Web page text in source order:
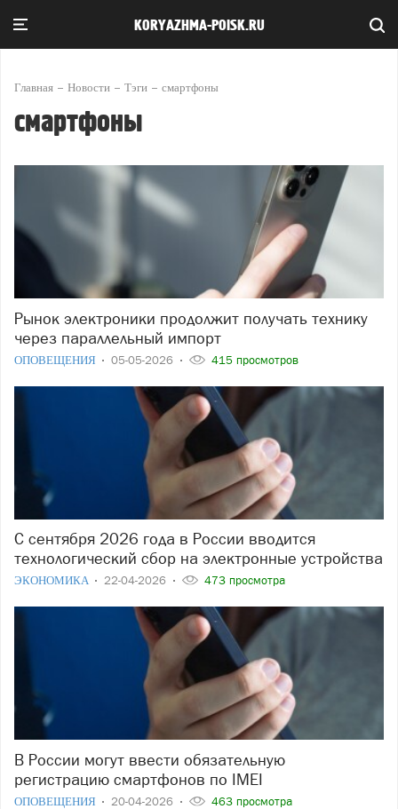
KORYAZHMA-POISK.RU
Главная Новости Тэги смартфоны
смартфоны
Рынок электроники продолжит получать технику
через параллельный импорт
ОПОВЕЩЕНИЯ 05-05-2026 415 просмотров
С сентября 2026 года в России вводится
технологический сбор на электронные устройства
ЭКОНОМИКА 22-04-2026 473 просмотра
В России могут ввести обязательную
регистрацию смартфонов по IMEI
ОПОВЕЩЕНИЯ 20-04-2026 463 просмотра